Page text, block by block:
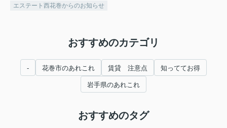
エステート西花巻からのお知らせ
おすすめのカテゴリ
- 花巻市のあれこれ 賃貸 注意点 知っててお得
岩手県のあれこれ
おすすめのタグ